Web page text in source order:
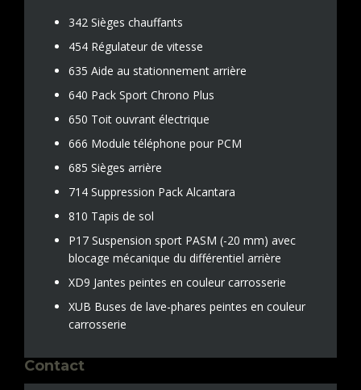
342 Sièges chauffants
454 Régulateur de vitesse
635 Aide au stationnement arrière
640 Pack Sport Chrono Plus
650 Toit ouvrant électrique
666 Module téléphone pour PCM
685 Sièges arrière
714 Suppression Pack Alcantara
810 Tapis de sol
P17 Suspension sport PASM (-20 mm) avec
blocage mécanique du différentiel arrière
XD9 Jantes peintes en couleur carrosserie
XUB Buses de lave-phares peintes en couleur
carrosserie
Contact